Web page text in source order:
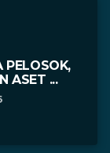
PELOSOK,
ASET ...